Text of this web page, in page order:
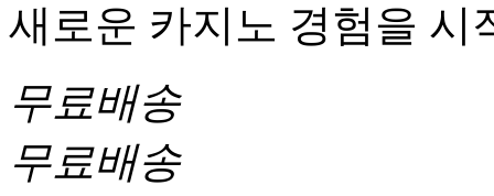
새로운 카지노 경험을 시
무료배송
무료배송